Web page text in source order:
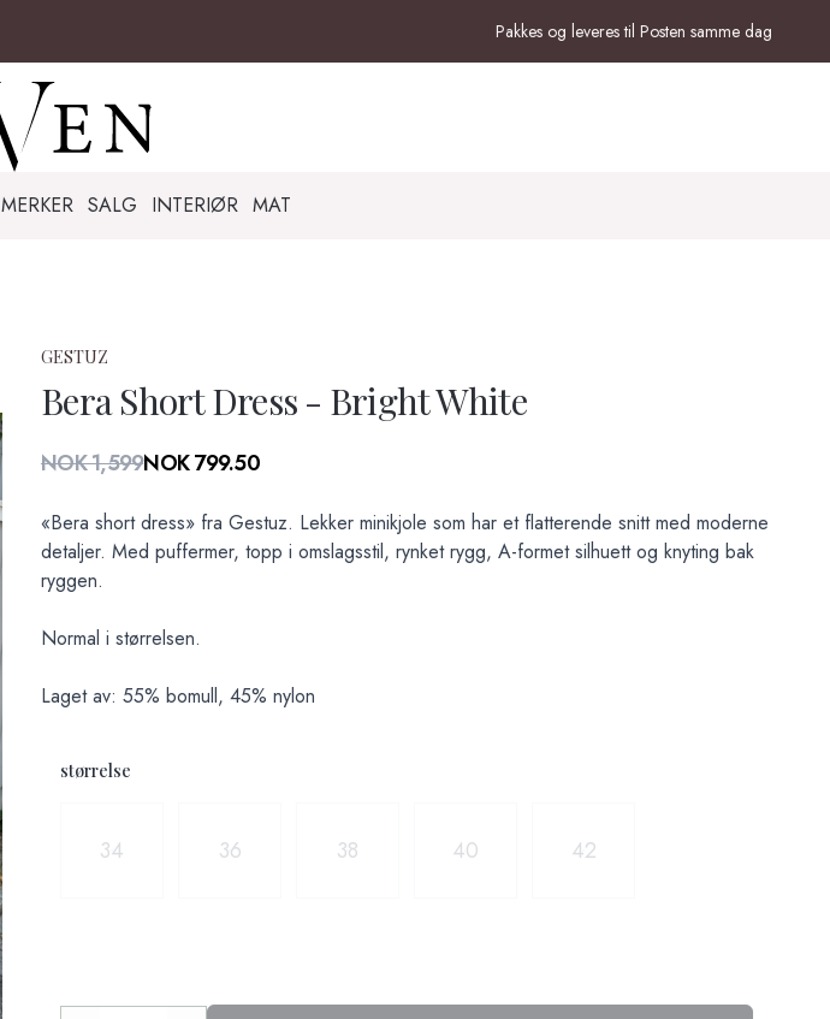
Pakkes og leveres til Posten samme dag
MERKER SALG INTERIØR MAT
GESTUZ
Bera Short Dress - Bright White
Produktdetaljer
NOK 1,599NOK 799.50
Description
«Bera short dress» fra Gestuz. Lekker minikjole som har et flatterende snitt med moderne
detaljer. Med puffermer, topp i omslagsstil, rynket rygg, A-formet silhuett og knyting bak
ryggen.
Normal i størrelsen.
Laget av: 55% bomull, 45% nylon
størrelse
34 36 38 40 42